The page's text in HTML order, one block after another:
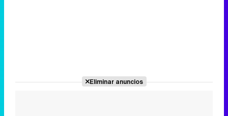
Eliminar anuncios